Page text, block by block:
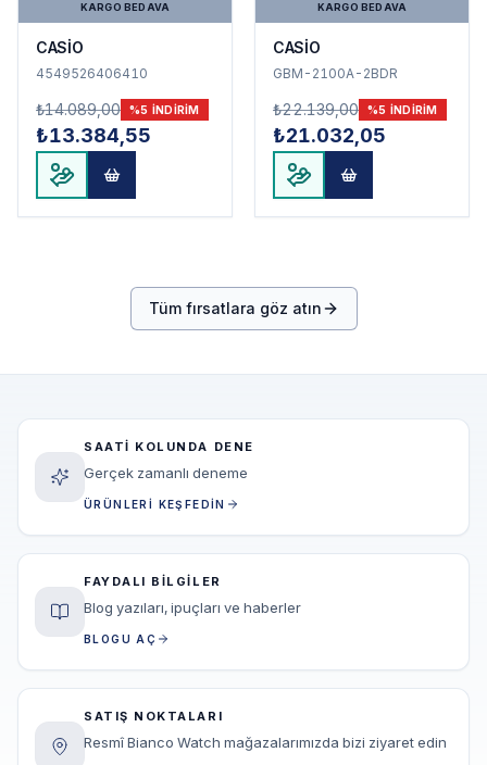
KARGO BEDAVA
CASİO
4549526406410
₺14.089,00 %5 INDIRIM
₺13.384,55
KARGO BEDAVA
CASİO
GBM-2100A-2BDR
₺22.139,00 %5 INDIRIM
₺21.032,05
Tüm fırsatlara göz atın
SAATI KOLUNDA DENE
Gerçek zamanlı deneme
ÜRÜNLERI KEŞFEDIN
FAYDALI BILGILER
Blog yazıları, ipuçları ve haberler
BLOGU AÇ
SATIŞ NOKTALARI
Resmî Bianco Watch mağazalarımızda bizi ziyaret edin